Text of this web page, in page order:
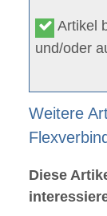
Artikel
und/oder
Weitere
Diese